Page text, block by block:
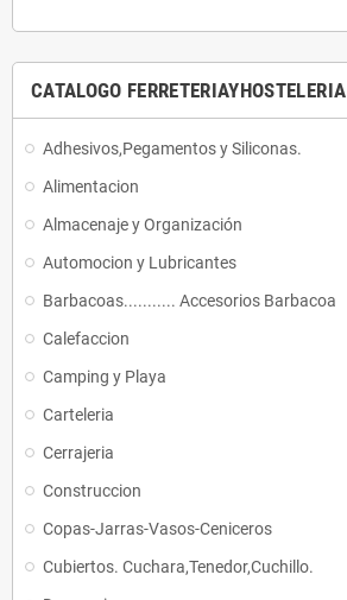
CATALOGO FERRETERIAYHOSTELERIA
Adhesivos,Pegamentos y Siliconas.
Alimentacion
Almacenaje y Organización
Automocion y Lubricantes
Barbacoas........... Accesorios Barbacoa
Calefaccion
Camping y Playa
Carteleria
Cerrajeria
Construccion
Copas-Jarras-Vasos-Ceniceros
Cubiertos. Cuchara,Tenedor,Cuchillo.